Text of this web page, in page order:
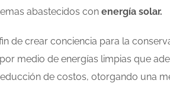
abastecidos con energía solar.
de crear conciencia para la
medio de energías limpias que
de costos, otorgando una